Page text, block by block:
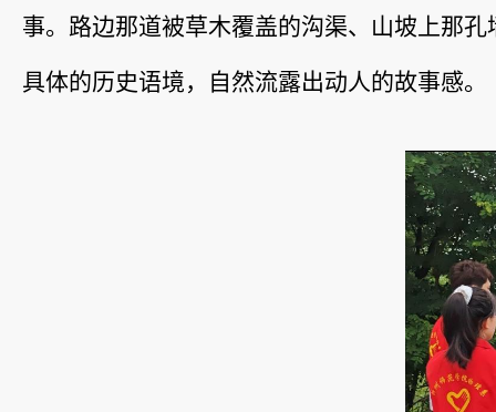
事。路边那道被草木覆盖的沟渠、山坡上那
具体的历史语境，自然流露出动人的故事感。